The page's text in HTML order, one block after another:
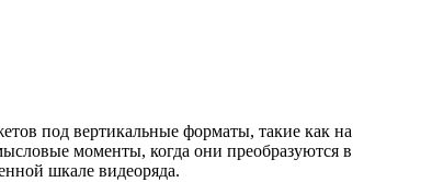
под вертикальные форматы, такие как на
моменты, когда они преобразуются в
шкале видеоряда.